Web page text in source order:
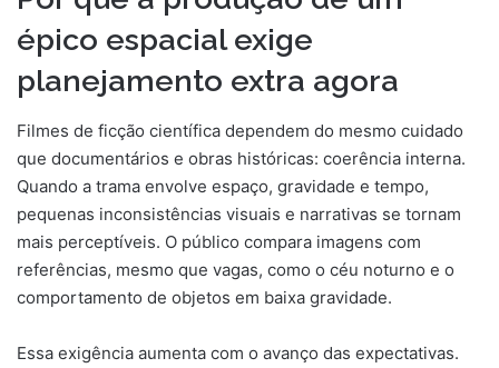
épico espacial exige
planejamento extra agora
Filmes de ficção científica dependem do mesmo cuidado
que documentários e obras históricas: coerência interna.
Quando a trama envolve espaço, gravidade e tempo,
pequenas inconsistências visuais e narrativas se tornam
mais perceptíveis. O público compara imagens com
referências, mesmo que vagas, como o céu noturno e o
comportamento de objetos em baixa gravidade.
Essa exigência aumenta com o avanço das expectativas.